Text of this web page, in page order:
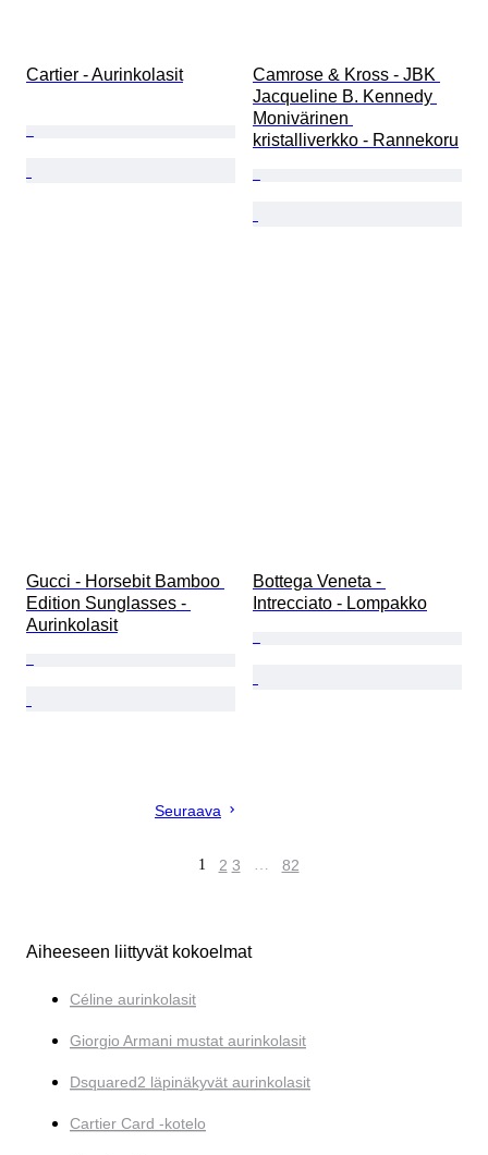
Cartier - Aurinkolasit
Camrose & Kross - JBK
Jacqueline B. Kennedy
Monivärinen
kristalliverkko - Rannekoru
Gucci - Horsebit Bamboo
Edition Sunglasses -
Aurinkolasit
Bottega Veneta -
Intrecciato - Lompakko
Seuraava
1 2 3 … 82
Aiheeseen liittyvät kokoelmat
Céline aurinkolasit
Giorgio Armani mustat aurinkolasit
Dsquared2 läpinäkyvät aurinkolasit
Cartier Card -kotelo